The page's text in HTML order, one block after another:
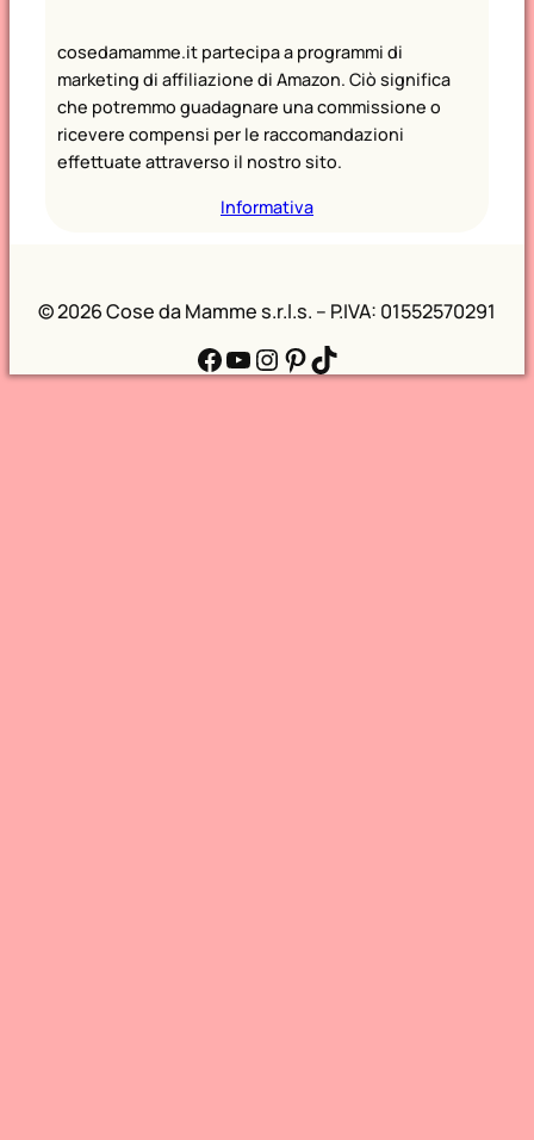
cosedamamme.it partecipa a programmi di
marketing di affiliazione di Amazon. Ciò significa
che potremmo guadagnare una commissione o
ricevere compensi per le raccomandazioni
effettuate attraverso il nostro sito.
Informativa
©2026 Cose da Mamme s.r.l.s. – P.IVA: 01552570291
Facebook YouTube Instagram Pinterest TikTok